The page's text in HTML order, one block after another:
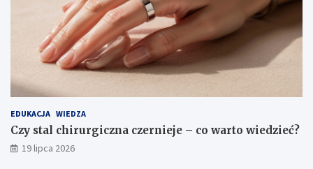
EDUKACJA WIEDZA
Czy stal chirurgiczna czernieje – co warto wiedzieć?
19 lipca 2026